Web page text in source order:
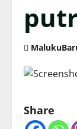
Share